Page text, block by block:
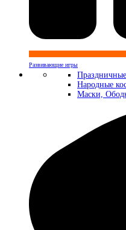
Развивающие игры
Народные
Маски,